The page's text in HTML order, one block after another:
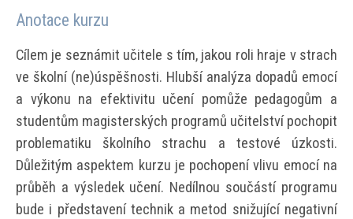
Anotace kurzu
Cílem je seznámit učitele s tím, jakou roli hraje v strach
ve školní (ne)úspěšnosti. Hlubší analýza dopadů emocí
a výkonu na efektivitu učení pomůže pedagogům a
studentům magisterských programů učitelství pochopit
problematiku školního strachu a testové úzkosti.
Důležitým aspektem kurzu je pochopení vlivu emocí na
průběh a výsledek učení. Nedílnou součástí programu
bude i představení technik a metod snižující negativní